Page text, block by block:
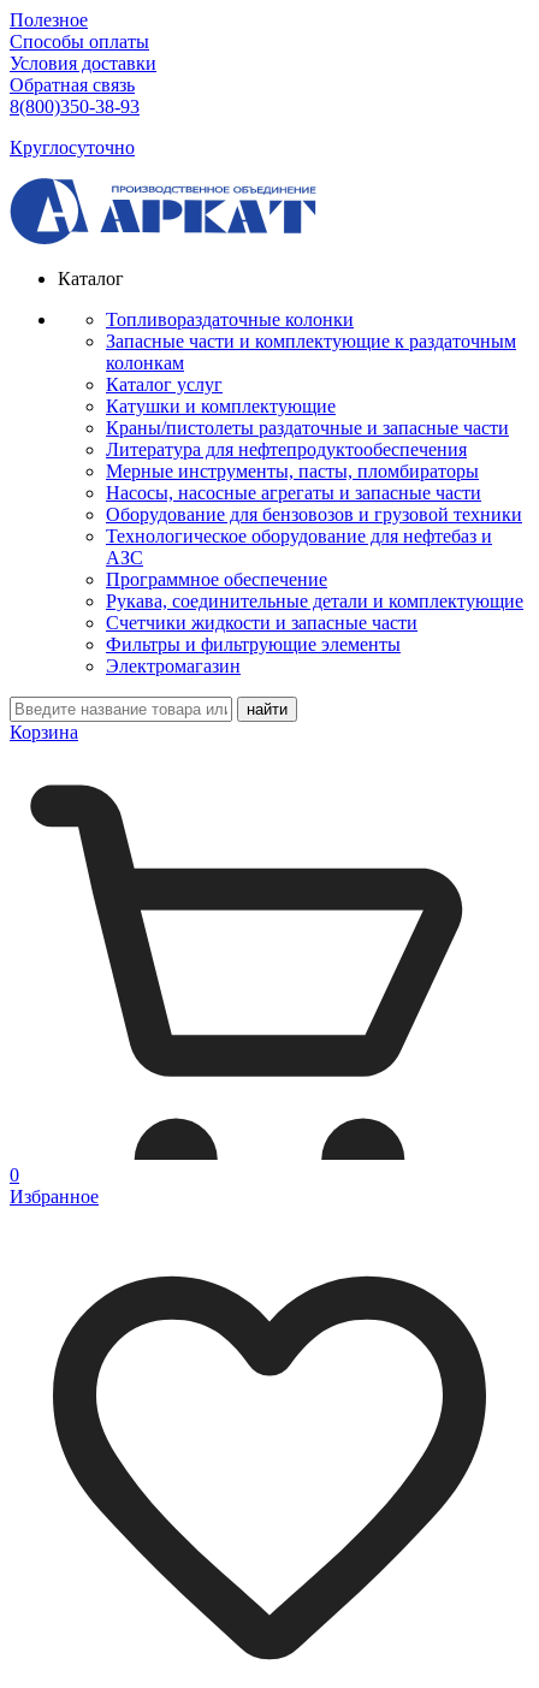
Полезное
Способы оплаты
Условия доставки
Обратная связь
8(800)350-38-93
Круглосуточно
Каталог
Топливораздаточные колонки
Запасные части и комплектующие к раздаточным
колонкам
Каталог услуг
Катушки и комплектующие
Краны/пистолеты раздаточные и запасные части
Литература для нефтепродуктообеспечения
Мерные инструменты, пасты, пломбираторы
Насосы, насосные агрегаты и запасные части
Оборудование для бензовозов и грузовой техники
Технологическое оборудование для нефтебаз и
АЗС
Программное обеспечение
Рукава, соединительные детали и комплектующие
Счетчики жидкости и запасные части
Фильтры и фильтрующие элементы
Электромагазин
Корзина
0
Избранное